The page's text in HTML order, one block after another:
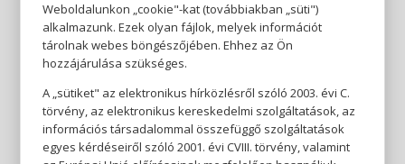
Weboldalunkon „cookie"-kat (továbbiakban „süti")
alkalmazunk. Ezek olyan fájlok, melyek információt
tárolnak webes böngészőjében. Ehhez az Ön
hozzájárulása szükséges.
A „sütiket" az elektronikus hírközlésről szóló 2003. évi C.
törvény, az elektronikus kereskedelmi szolgáltatások, az
információs társadalommal összefüggő szolgáltatások
egyes kérdéseiről szóló 2001. évi CVIII. törvény, valamint